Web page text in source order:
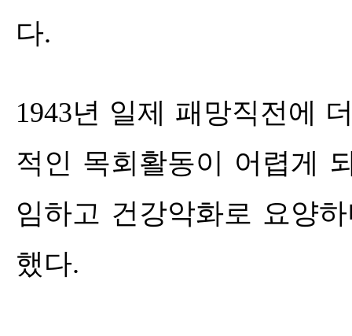
다.
1943년 일제 패망직전에
적인 목회활동이 어렵게
임하고 건강악화로 요양
했다.